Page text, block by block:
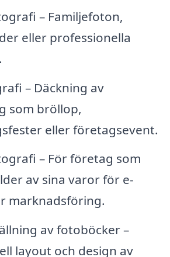
– Familjefoton,
eller professionella
– Däckning av
som bröllop,
eller företagsevent.
– För företag som
av sina varor för e-
marknadsföring.
av fotoböcker –
layout och design av